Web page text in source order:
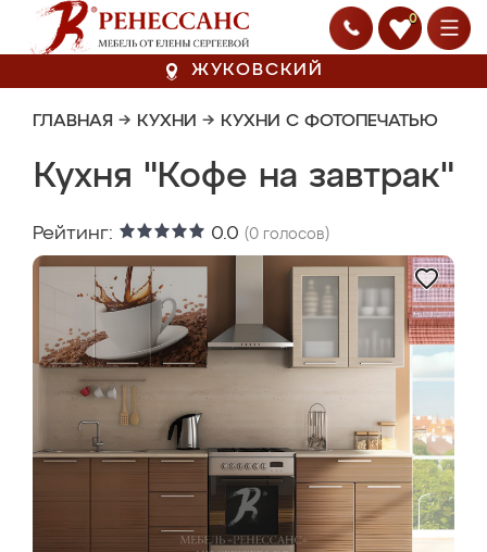
0
ЖУКОВСКИЙ
ГЛАВНАЯ → КУХНИ → КУХНИ С ФОТОПЕЧАТЬЮ
Кухня "Кофе на завтрак"
Рейтинг: 0.0 (0 голосов)